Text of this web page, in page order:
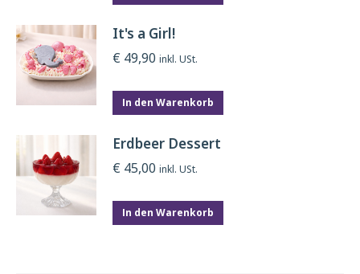
It's a Girl!
€ 49,90 inkl. USt.
In den Warenkorb
Erdbeer Dessert
€ 45,00 inkl. USt.
In den Warenkorb